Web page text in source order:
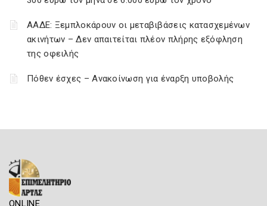
ΑΑΔΕ: Ξεμπλοκάρουν οι μεταβιβάσεις κατασχεμένων
ακινήτων – Δεν απαιτείται πλέον πλήρης εξόφληση
της οφειλής
Πόθεν έσχες – Ανακοίνωση για έναρξη υποβολής
ONLINE